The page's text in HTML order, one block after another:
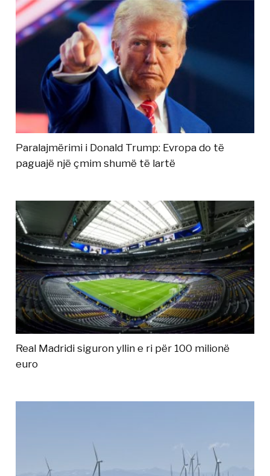
Paralajmërimi i Donald Trump: Evropa do të
paguajë një çmim shumë të lartë
Real Madridi siguron yllin e ri për 100 milionë
euro